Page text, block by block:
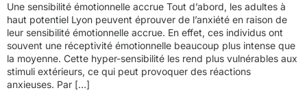
Une sensibilité émotionnelle accrue Tout d’abord, les adultes à
haut potentiel Lyon peuvent éprouver de l’anxiété en raison de
leur sensibilité émotionnelle accrue. En effet, ces individus ont
souvent une réceptivité émotionnelle beaucoup plus intense que
la moyenne. Cette hyper-sensibilité les rend plus vulnérables aux
stimuli extérieurs, ce qui peut provoquer des réactions
anxieuses. Par […]